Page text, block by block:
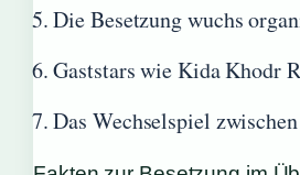
Die Besetzung wuchs
Gaststars wie Kida Khodr
Das Wechselspiel